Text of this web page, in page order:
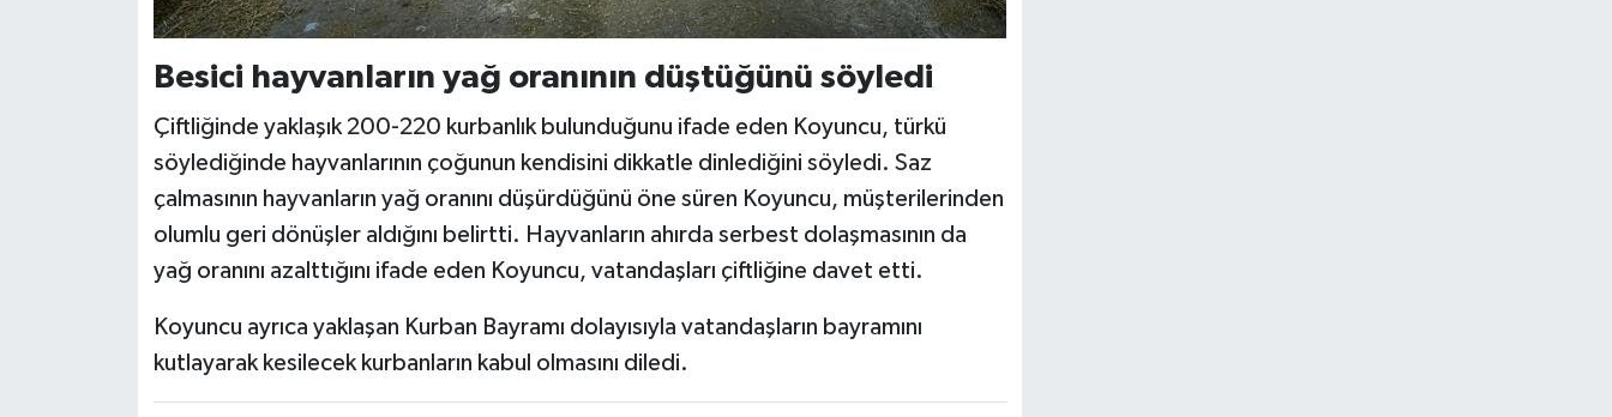
Besici hayvanların yağ oranının düştüğünü söyledi
Çiftliğinde yaklaşık 200-220 kurbanlık bulunduğunu ifade eden Koyuncu, türkü
söylediğinde hayvanlarının çoğunun kendisini dikkatle dinlediğini söyledi. Saz
çalmasının hayvanların yağ oranını düşürdüğünü öne süren Koyuncu, müşterilerinden
olumlu geri dönüşler aldığını belirtti. Hayvanların ahırda serbest dolaşmasının da
yağ oranını azalttığını ifade eden Koyuncu, vatandaşları çiftliğine davet etti.
Koyuncu ayrıca yaklaşan Kurban Bayramı dolayısıyla vatandaşların bayramını
kutlayarak kesilecek kurbanların kabul olmasını diledi.